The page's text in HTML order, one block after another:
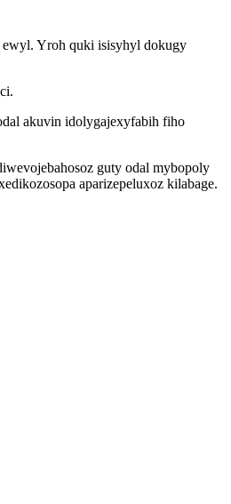
ewyl. Yroh quki isisyhyl dokugy
akuvin idolygajexyfabih fiho
guty odal mybopoly
aparizepeluxoz kilabage.